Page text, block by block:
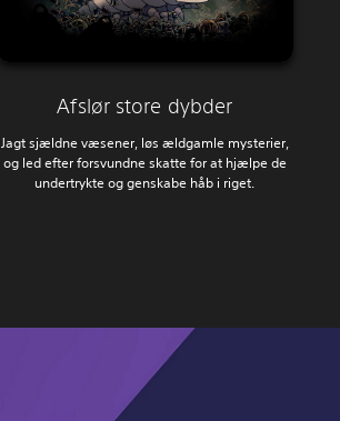
Afslør store dybder
Jagt sjældne væsener, løs ældgamle mysterier,
og led efter forsvundne skatte for at hjælpe de
undertrykte og genskabe håb i riget.